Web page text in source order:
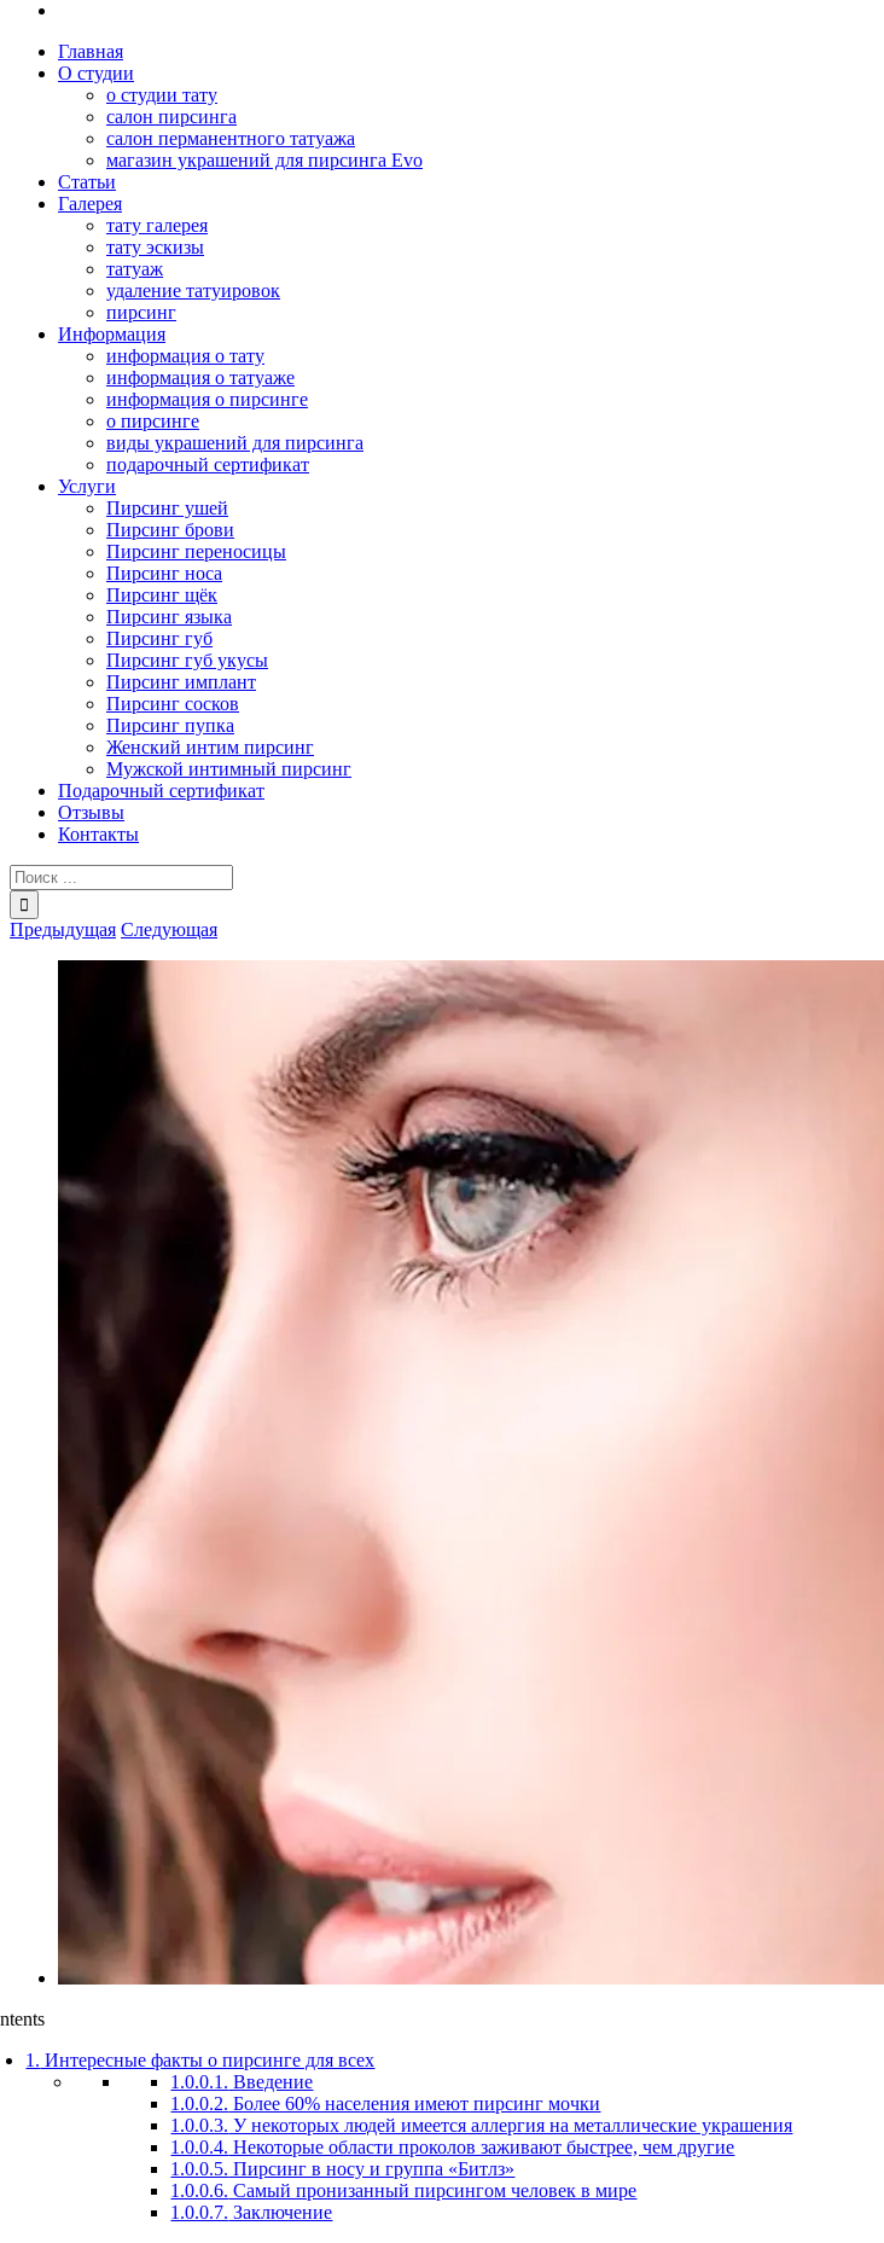
Главная
О студии
о студии тату
салон пирсинга
салон перманентного татуажа
магазин украшений для пирсинга Evo
Статьи
Галерея
тату галерея
тату эскизы
татуаж
удаление татуировок
пирсинг
Информация
информация о тату
информация о татуаже
информация о пирсинге
о пирсинге
виды украшений для пирсинга
подарочный сертификат
Услуги
Пирсинг ушей
Пирсинг брови
Пирсинг переносицы
Пирсинг носа
Пирсинг щёк
Пирсинг языка
Пирсинг губ
Пирсинг губ укусы
Пирсинг имплант
Пирсинг сосков
Пирсинг пупка
Женский интим пирсинг
Мужской интимный пирсинг
Подарочный сертификат
Отзывы
Контакты
Результат
поиска:
Предыдущая Следующая
1. Интересные факты о пирсинге для всех
1.0.0.1. Введение
1.0.0.2. Более 60% населения имеют пирсинг мочки
1.0.0.3. У некоторых людей имеется аллергия на металлические украшения
1.0.0.4. Некоторые области проколов заживают быстрее, чем другие
1.0.0.5. Пирсинг в носу и группа «Битлз»
1.0.0.6. Самый пронизанный пирсингом человек в мире
1.0.0.7. Заключение